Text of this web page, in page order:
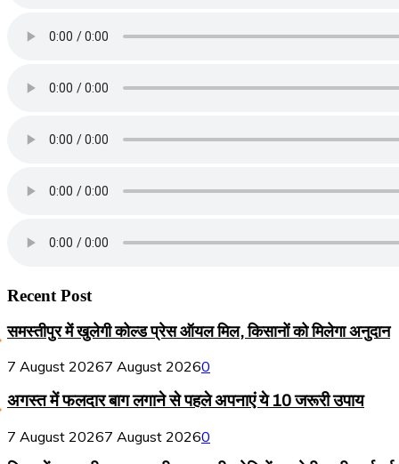
Recent Post
समस्तीपुर में खुलेगी कोल्ड प्रेस ऑयल मिल, किसानों को मिलेगा अनुदान
7 August 20267 August 20260
अगस्त में फलदार बाग लगाने से पहले अपनाएं ये 10 जरूरी उपाय
7 August 20267 August 20260